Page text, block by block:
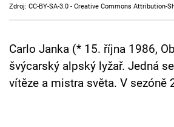
Cool Esport
Pořady
TV Program
Zdroj: CC-BY-SA-3.0 - Creative Commons Attribution-
Carlo Janka (* 15. října 1986,
švýcarský alpský lyžař. Jedná
vítěze a mistra světa. V sezóně